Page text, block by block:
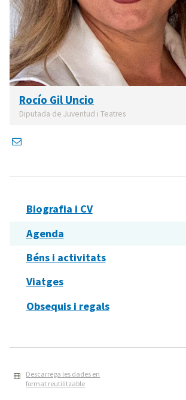
Rocío Gil Uncio
Diputada de Juventud i Teatres
Biografia i CV
Agenda
Béns i activitats
Viatges
Obsequis i regals
Descarrega les dades en
format reutilitzable